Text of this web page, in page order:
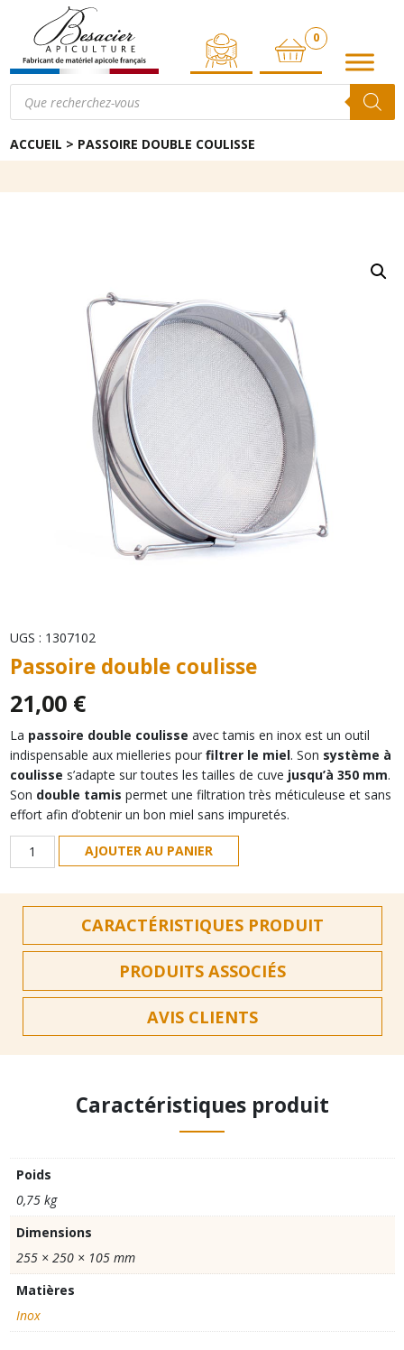
0
ARTICLE
Recherche
produits
ACCUEIL > PASSOIRE DOUBLE COULISSE
UGS : 1307102
Passoire double coulisse
21,00 €
La passoire double coulisse avec tamis en inox est un outil
indispensable aux mielleries pour filtrer le miel. Son système à
coulisse s’adapte sur toutes les tailles de cuve jusqu’à 350 mm.
Son double tamis permet une filtration très méticuleuse et sans
effort afin d’obtenir un bon miel sans impuretés.
quantité
de
double
AJOUTER AU PANIER
CARACTÉRISTIQUES PRODUIT
PRODUITS ASSOCIÉS
AVIS CLIENTS
Caractéristiques produit
Poids
0,75 kg
Dimensions
255 × 250 × 105 mm
Matières
Inox